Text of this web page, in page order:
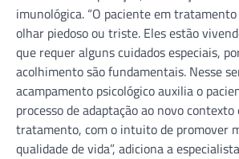
imunológica. “O paciente em
olhar piedoso ou triste. Eles estão
que requer alguns cuidados especiais,
acolhimento são fundamentais. Nesse
acampamento psicológico auxilia o
processo de adaptação ao novo contexto
tratamento, com o intuito de promover
qualidade de vida”, adiciona a